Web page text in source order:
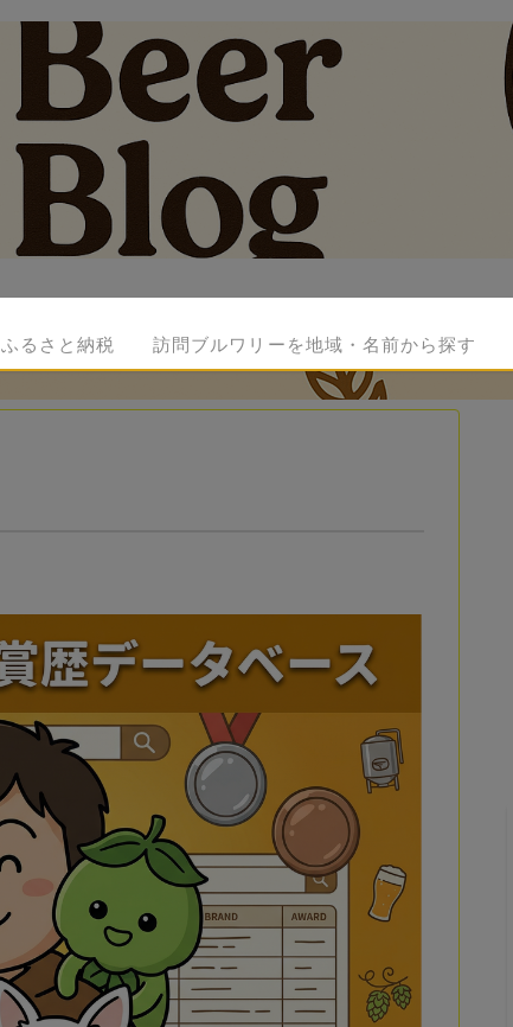
ふるさと納税 訪問ブルワリーを地域・名前から探す